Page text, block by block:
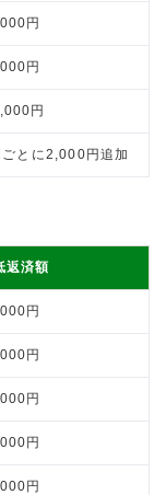
円
円
円
とに2,000円追加
返済額
円
円
円
円
円